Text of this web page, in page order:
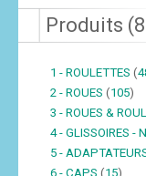
Produits (
1 - ROULETTES (
2 - ROUES (105)
3 - ROUES &
4 - GLISSOIRES -
5 -
6 - CAPS (15)